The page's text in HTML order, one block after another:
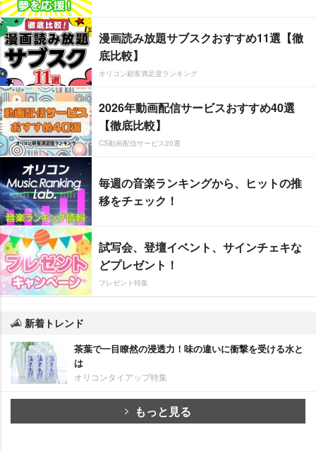
漫画読み放題サブスクおすすめ11選【徹
底比較】
オリコン顧客満足度ランキング
2026年動画配信サービスおすすめ40選
【徹底比較】
CS動画配信サービス20選
毎週の音楽ランキングから、ヒットの推
移をチェック！
試写会、登壇イベント、サインチェキな
どプレゼント！
プレゼント特集
新着トレンド
茶葉で一目瞭然の浸透力！味の違いに衝撃を受ける水と
は
オリコンタイアップ特集
もっと見る